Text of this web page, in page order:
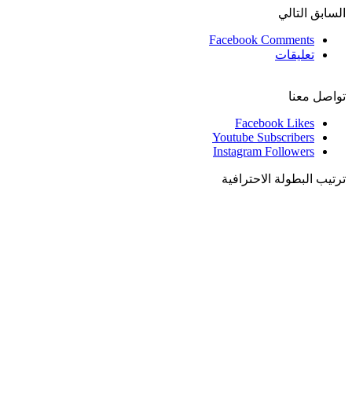
السابق التالي
Facebook Comments
تعليقات
تواصل معنا
Facebook Likes
Youtube Subscribers
Instagram Followers
ترتيب البطولة الاحترافية